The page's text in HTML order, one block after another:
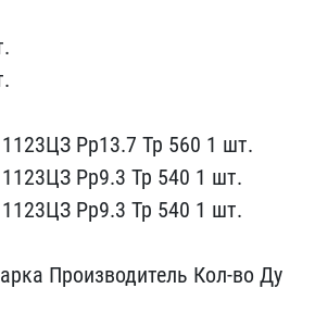
Pp13.7 Tp ​560 1 шт.
Pp9.3 Tp 540 1 ​шт.
Pp9.3 Tp 540 1 шт.
Производитель Кол-во​ Ду